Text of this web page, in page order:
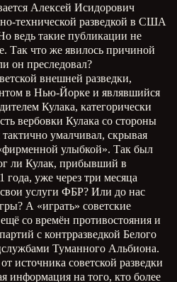
Алексей Исидорович
технической разведкой в США
ведь такие публикации не
Так что же явилось причиной
он преследовал?
внешней разведки,
в Нью-Йорке и являвшийся
Кулака, категорически
вербовки Кулака со стороны
умалчивал, скрывая
улыбкой». Так был
ли Кулак, прибывший в
уже через три месяца
услуги ФБР? Или до нас
А «играть» советские
со времён противостояния и
с контрразведкой Белого
Туманного Альбиона.
источника советской разведки
информация на того, кто более